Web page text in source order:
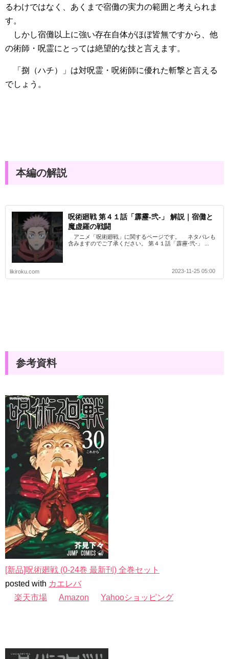
るわけではなく、あくまで宿儺の実力の範囲と考えられま
す。
しかし宿儺以上に強い存在自体がほぼ皆無ですから、他
の術師・呪霊にとっては絶望的な技と言えます。
「捌（ハチ）」は対呪霊・呪術師に優れた斬撃と言える
でしょう。
本編の解説
呪術廻戦 第４１話「霹靂-弐-」 解説｜宿儺と
魔虚羅の戦闘
アニメ「呪術廻戦」に関するページです。 ネタバレも
含みますのでご了承ください。 第４１話「霹靂-弐-」 ...
likiroku.com 2023-11-25 05:00
参考資料
[新品]呪術廻戦 (0-24巻 最新刊) 全巻セット
posted with カエレバ
楽天市場
Amazon Yahooショッピング